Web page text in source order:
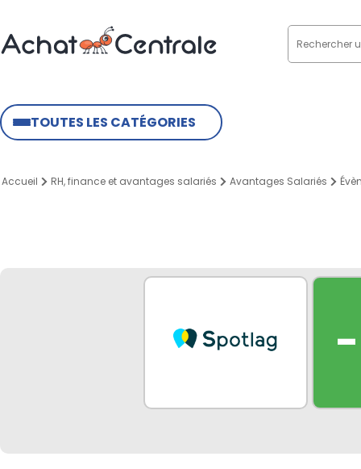
TOUTES LES CATÉGORIES
Accueil RH, finance et avantages salariés Avantages Salariés